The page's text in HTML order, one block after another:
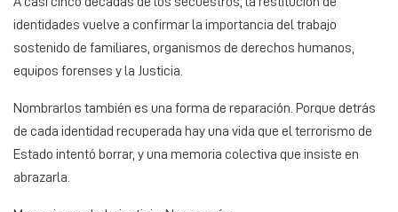
identidades vuelve a confirmar la importancia del trabajo
sostenido de familiares, organismos de derechos humanos,
equipos forenses y la Justicia.
Nombrarlos también es una forma de reparación. Porque detrás
de cada identidad recuperada hay una vida que el terrorismo de
Estado intentó borrar, y una memoria colectiva que insiste en
abrazarla.